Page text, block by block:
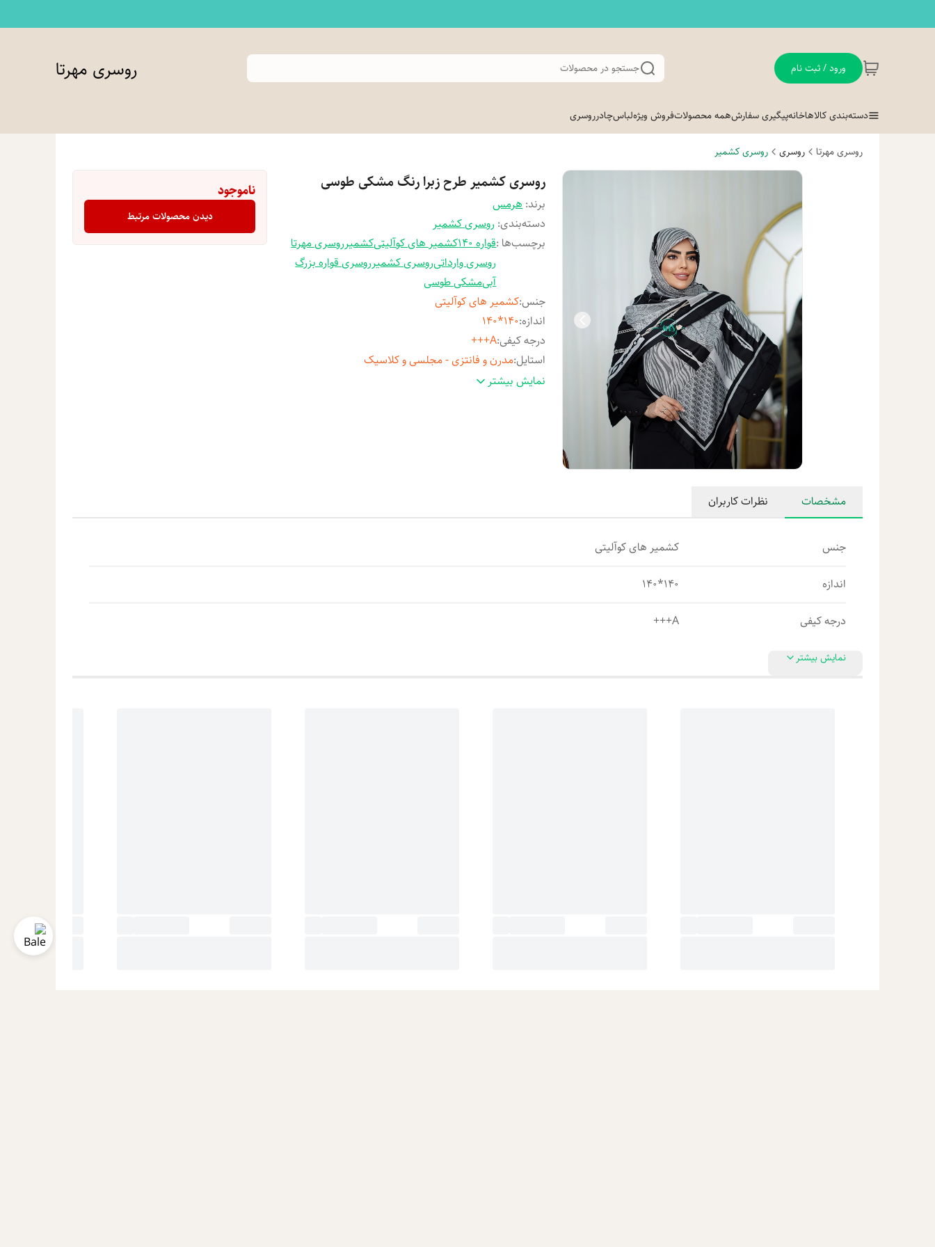
ورود / ثبت نام جستجو در محصولات روسری مهرتا
دسته‌بندی کالاهاخانهپیگیری سفارشهمه محصولاتفروش ویژهلباسچادرروسری
روسری مهرتا روسری روسری کشمیر
روسری کشمیر طرح زبرا رنگ مشکی طوسی
برند:هرمس
دسته‌بندی: روسری کشمیر
برچسب‌ها :قواره 140 کشمیر های کوآلیتیکشمیرروسری مهرتا
روسری وارداتیروسری کشمیرروسری قواره بزرگ
آبیمشکی طوسی
جنس:کشمیر های کوآلیتی
اندازه:
140*140
درجه کیفی:
A+++
استایل:مدرن و فانتزی - مجلسی و کلاسیک
مناسب فصل: چهارفصل نمایش بیشتر
ناموجود
دیدن محصولات مرتبط
مشخصات نظرات کاربران
جنس کشمیر های کوآلیتی
اندازه 140*140
درجه کیفی A+++
نمایش بیشتر